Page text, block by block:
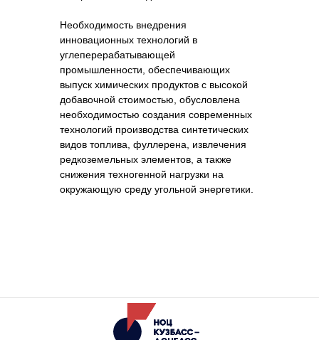
Необходимость внедрения
инновационных технологий в
углеперерабатывающей
промышленности, обеспечивающих
выпуск химических продуктов с высокой
добавочной стоимостью, обусловлена
необходимостью создания современных
технологий производства синтетических
видов топлива, фуллерена, извлечения
редкоземельных элементов, а также
снижения техногенной нагрузки на
окружающую среду угольной энергетики.